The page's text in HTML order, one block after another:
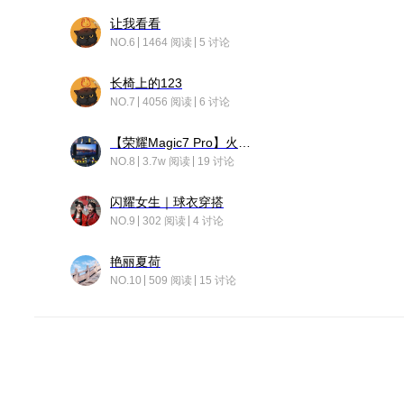
让我看看
NO.6 1464 阅读 5 讨论
长椅上的123
NO.7 4056 阅读 6 讨论
NO.8 3.7w 阅读 19 讨论
闪耀女生｜球衣穿搭
NO.9 302 阅读 4 讨论
艳丽夏荷
NO.10 509 阅读 15 讨论